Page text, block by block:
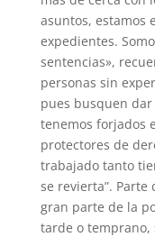
asuntos, estamos
expedientes.
sentencias»,
personas sin
pues busquen
tenemos forjados
protectores de
trabajado tanto
se revierta”.
gran parte de la
tarde o temprano,